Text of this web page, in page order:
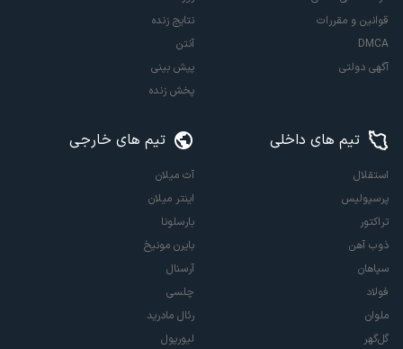
قوانین و مقررات
DMCA
آگهی دولتی
نتایج زنده
آنتن
پیش بینی
پخش زنده
تیم های داخلی
استقلال
پرسپولیس
تراکتور
ذوب آهن
سپاهان
فولاد
ملوان
گل‌گهر
تیم های خارجی
آث میلان
اینتر میلان
بارسلونا
بایرن مونیخ
آرسنال
چلسی
رئال مادرید
لیورپول